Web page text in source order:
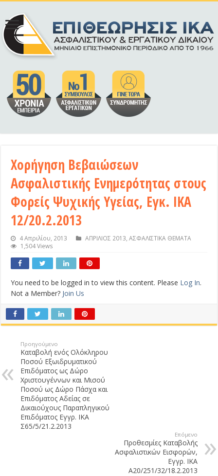
Χορήγηση Βεβαιώσεων
Ασφαλιστικής Ενημερότητας στους
Φορείς Ψυχικής Υγείας, Εγκ. ΙΚΑ
12/20.2.2013
4 Απριλίου, 2013 ΑΠΡΙΛΙΟΣ 2013,ΑΣΦΑΛΙΣΤΙΚΑ ΘΕΜΑΤΑ
1,504 Views
You need to be logged in to view this content. Please Log In.
Not a Member? Join Us
Προηγούμενο
Καταβολή ενός Ολόκληρου
Ποσού Εξωιδρυματικού
Επιδόματος ως Δώρο
Χριστουγέννων και Μισού
Ποσού ως Δώρο Πάσχα και
Επιδόματος Αδείας σε
Δικαιούχους Παραπληγικού
Επιδόματος Εγγρ. ΙΚΑ
Σ65/5/21.2.2013
Επόμενο
Προθεσμίες Καταβολής
Ασφαλιστικών Εισφορών,
Εγγρ. ΙΚΑ
Α20/251/32/18.2.2013